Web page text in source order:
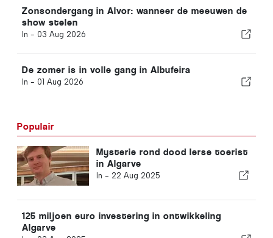
Zonsondergang in Alvor: wanneer de meeuwen de
show stelen
In - 03 Aug 2026
De zomer is in volle gang in Albufeira
In - 01 Aug 2026
Populair
Mysterie rond dood Ierse toerist
in Algarve
In - 22 Aug 2025
125 miljoen euro investering in ontwikkeling
Algarve